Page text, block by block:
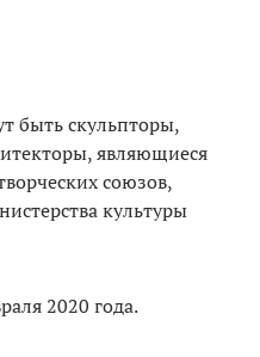
быть скульпторы,
являющиеся
союзов,
культуры
2020 года.